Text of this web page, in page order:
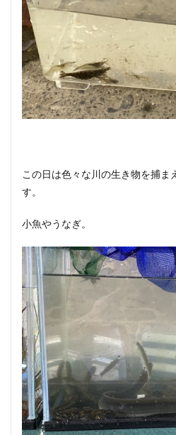
この日は色々な川の生き物を捕ま
す。
小魚やうなぎ。